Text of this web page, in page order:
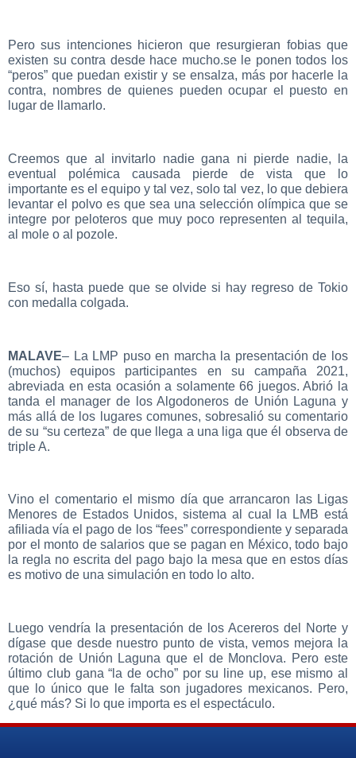
Pero sus intenciones hicieron que resurgieran fobias que
existen su contra desde hace mucho.se le ponen todos los
“peros” que puedan existir y se ensalza, más por hacerle la
contra, nombres de quienes pueden ocupar el puesto en
lugar de llamarlo.
Creemos que al invitarlo nadie gana ni pierde nadie, la
eventual polémica causada pierde de vista que lo
importante es el equipo y tal vez, solo tal vez, lo que debiera
levantar el polvo es que sea una selección olímpica que se
integre por peloteros que muy poco representen al tequila,
al mole o al pozole.
Eso sí, hasta puede que se olvide si hay regreso de Tokio
con medalla colgada.
MALAVE– La LMP puso en marcha la presentación de los
(muchos) equipos participantes en su campaña 2021,
abreviada en esta ocasión a solamente 66 juegos. Abrió la
tanda el manager de los Algodoneros de Unión Laguna y
más allá de los lugares comunes, sobresalió su comentario
de su “su certeza” de que llega a una liga que él observa de
triple A.
Vino el comentario el mismo día que arrancaron las Ligas
Menores de Estados Unidos, sistema al cual la LMB está
afiliada vía el pago de los “fees” correspondiente y separada
por el monto de salarios que se pagan en México, todo bajo
la regla no escrita del pago bajo la mesa que en estos días
es motivo de una simulación en todo lo alto.
Luego vendría la presentación de los Acereros del Norte y
dígase que desde nuestro punto de vista, vemos mejora la
rotación de Unión Laguna que el de Monclova. Pero este
último club gana “la de ocho” por su line up, ese mismo al
que lo único que le falta son jugadores mexicanos. Pero,
¿qué más? Si lo que importa es el espectáculo.